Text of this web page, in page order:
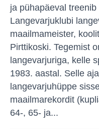
ja pühapäeval
Langevarjuklubi
maailmameister,
Pirttikoski. Tegemist
langevarjuriga, kelle
1983. aastal. Selle
langevarjuhüppe
maailmarekordit
64-, 65- ja...